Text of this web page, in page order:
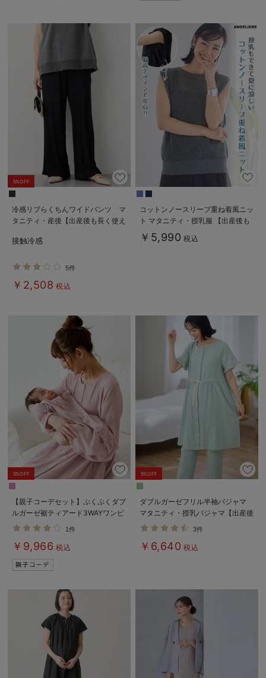
5%OFF
冷感リブらくちんワイドパンツ マ
タニティ・産後【出産後も長く使え
接触冷感
5件
￥2,508 税込
コットンノースリーブ重ね着風ニッ
ト マタニティ・授乳服 【出産後も
長く使える】
￥5,990 税込
5%OFF
【親子コーデセット】ぷくぷくダブ
ルガーゼ裾ティアード3WAYワンピ
ース＆産前産後使えるレギンスパジ
ャマ&2wayオール 出産準備 ギ
フト マタニティ・産後
1件
￥9,966 税込
5%OFF
ダブルガーゼフリル半袖パジャマ
マタニティ・授乳パジャマ【出産後
も長く使える】
3件
￥6,640 税込